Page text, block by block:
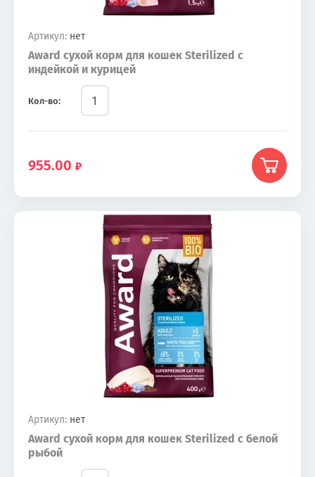
Артикул: нет
Award сухой корм для кошек Sterilized с
индейкой и курицей
Кол-во:
955.00
Артикул: нет
Award сухой корм для кошек Sterilized с белой
рыбой